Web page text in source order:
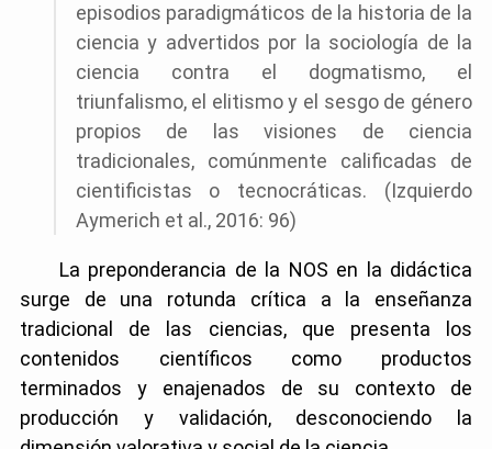
episodios paradigmáticos de la historia de la
ciencia y advertidos por la sociología de la
ciencia contra el dogmatismo, el
triunfalismo, el elitismo y el sesgo de género
propios de las visiones de ciencia
tradicionales, comúnmente calificadas de
cientificistas o tecnocráticas. (Izquierdo
Aymerich et al., 2016: 96)
La preponderancia de la NOS en la didáctica
surge de una rotunda crítica a la enseñanza
tradicional de las ciencias, que presenta los
contenidos científicos como productos
terminados y enajenados de su contexto de
producción y validación, desconociendo la